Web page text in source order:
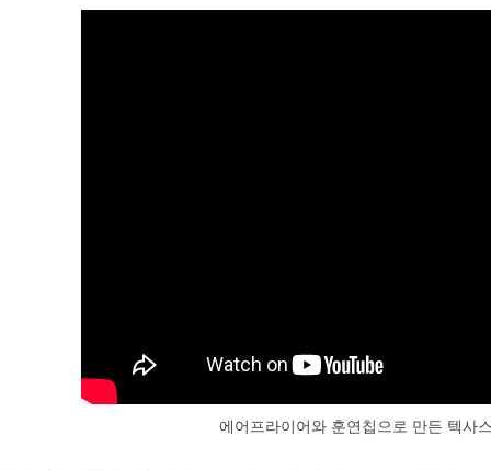
에어프라이어와 훈연칩으로 만든 텍사